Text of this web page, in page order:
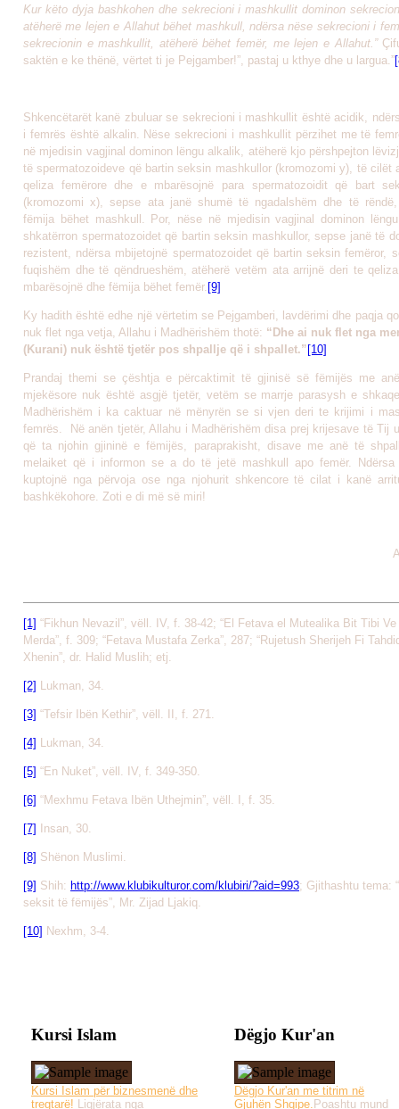
Kur këto dyja bashkohen dhe sekrecioni i mashkullit dominon
atëherë me lejen e Allahut bëhet mashkull, ndërsa nëse sekrecioni i
sekrecionin e mashkullit, atëherë bëhet femër, me lejen e Allahut.”
saktën e ke thënë, vërtet ti je Pejgamber!”, pastaj u kthye dhe u largua.”
Shkencëtarët kanë zbuluar se sekrecioni i mashkullit është acidik,
i femrës është alkalin. Nëse sekrecioni i mashkullit përzihet me të
në mjedisin vagjinal dominon lëngu alkalik, atëherë kjo përshpejton
të spermatozoideve që bartin seksin mashkullor (kromozomi y), të cilët
qeliza femërore dhe e mbarësojnë para spermatozoidit që bart
(kromozomi x), sepse ata janë shumë të ngadalshëm dhe të
fëmija bëhet mashkull. Por, nëse në mjedisin vagjinal dominon
shkatërron spermatozoidet që bartin seksin mashkullor, sepse janë të
rezistent, ndërsa mbijetojnë spermatozoidet që bartin seksin femëror,
fuqishëm dhe të qëndrueshëm, atëherë vetëm ata arrijnë deri te
mbarësojnë dhe fëmija bëhet femër. [9]
Ky hadith është edhe një vërtetim se Pejgamberi, lavdërimi dhe paqja
nuk flet nga vetja, Allahu i Madhërishëm thotë: “Dhe ai nuk flet nga
(Kurani) nuk është tjetër pos shpallje që i shpallet.” [10]
Prandaj themi se çështja e përcaktimit të gjinisë së fëmijës me
mjekësore nuk është asgjë tjetër, vetëm se marrje parasysh e
Madhërishëm i ka caktuar në mënyrën se si vjen deri te krijimi i
femrës. Në anën tjetër, Allahu i Madhërishëm disa prej krijesave të Tij
që ta njohin gjininë e fëmijës, paraprakisht, disave me anë të
melaiket që i informon se a do të jetë mashkull apo femër.
kuptojnë nga përvoja ose nga njohurit shkencore të cilat i kanë
bashkëkohore. Zoti e di më së miri!
[1] “Fikhun Nevazil”, vëll. IV, f. 38-42; “El Fetava el Mutealika Bit Tibi
Merda”, f. 309; “Fetava Mustafa Zerka”, 287; “Rujetush Sherijeh Fi
Xhenin”, dr. Halid Muslih; etj.
[2] Lukman, 34.
[3] “Tefsir Ibën Kethir”, vëll. II, f. 271.
[4] Lukman, 34.
[5] “En Nuket”, vëll. IV, f. 349-350.
[6] “Mexhmu Fetava Ibën Uthejmin”, vëll. I, f. 35.
[7] Insan, 30.
[8] Shënon Muslimi.
[9] Shih: http://www.klubikulturor.com/klubiri/?aid=993; Gjithashtu tema:
seksit të fëmijës”, Mr. Zijad Ljakiq.
[10] Nexhm, 3-4.
Kursi Islam
Kursi Islam për biznesmenë dhe
tregtarë! Ligjërata nga
Dëgjo Kur'an
Dëgjo Kur'an me titrim në
Gjuhën Shqipe. Poashtu mund